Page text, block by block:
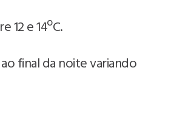
12 e 14ºC.
final da noite variando